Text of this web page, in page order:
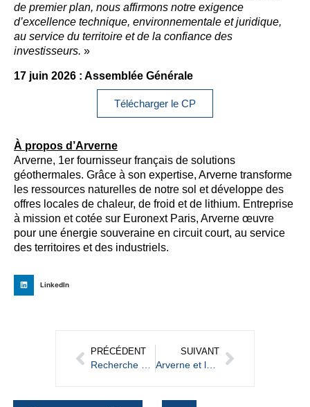
de premier plan, nous affirmons notre exigence
d’excellence technique, environnementale et juridique,
au service du territoire et de la confiance des
investisseurs. »
17 juin 2026 : Assemblée Générale
Télécharger le CP
À propos d’Arverne
Arverne, 1er fournisseur français de solutions
géothermales. Grâce à son expertise, Arverne transforme
les ressources naturelles de notre sol et développe des
offres locales de chaleur, de froid et de lithium. Entreprise
à mission et cotée sur Euronext Paris, Arverne œuvre
pour une énergie souveraine en circuit court, au service
des territoires et des industriels.
LinkedIn
PRÉCÉDENT SUIVANT
Arverne et la Banque des Territoires accélèrent la géothermie en Île-de-France